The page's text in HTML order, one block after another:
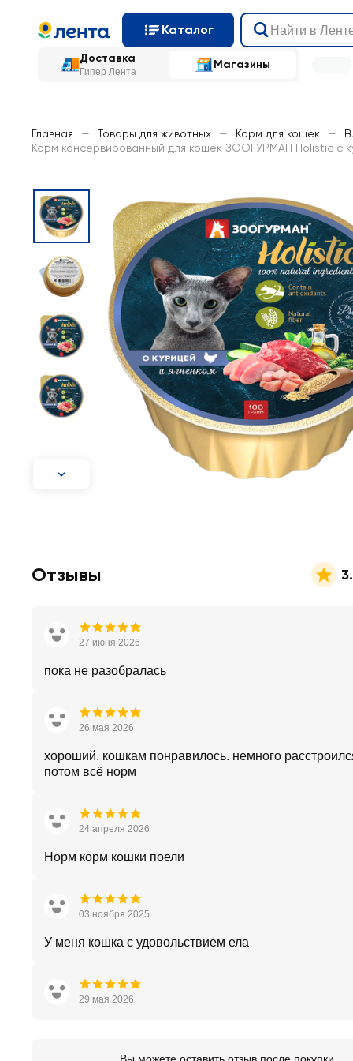
Каталог
Доставка
Гипер Лента
Магазины
Главная — Товары для животных — Корм для кошек —
Корм консервированный для кошек ЗООГУРМАН Holistic с
Отзывы
27 июня 2026
пока не разобралась
26 мая 2026
хороший. кошкам понравилось. немного
потом всё норм
24 апреля 2026
Норм корм кошки поели
03 ноября 2025
У меня кошка с удовольствием ела
29 мая 2026